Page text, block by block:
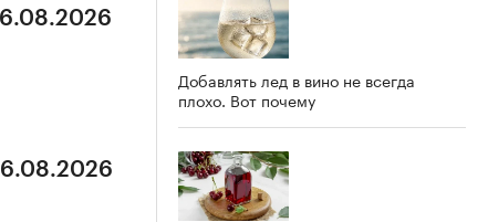
Добавлять лед в вино не всегда
плохо. Вот почему